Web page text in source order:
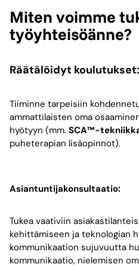
Miten voimme
työyhteisöänne?
Räätälöidyt koulutukset:
Tiiminne tarpeisiin
ammattilaisten oma
hyötyyn (mm. SCA™-
puheterapian lisäopinnot).
Asiantuntijakonsultaatio:
Tukea vaativiin
kehittämiseen ja teknologian
kommunikaation sujuvuutta
kommunikaatio, nielemisen